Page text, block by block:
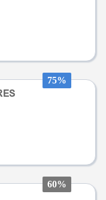
75%
60%